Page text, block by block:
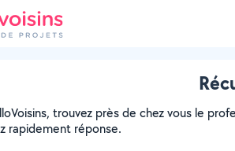
trouvez près de chez vous le
rapidement réponse.